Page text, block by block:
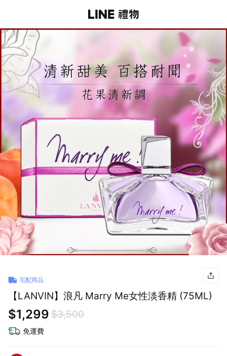
宅配商品
【LANVIN】浪凡 Marry Me女性淡香精 (75ML)
$1,299 $3,500
免運費